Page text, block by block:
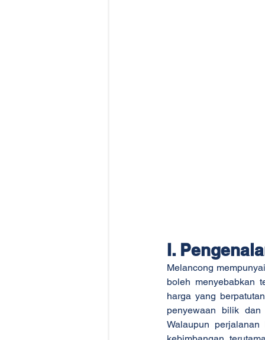
I.
Melancong
boleh menyebabkan
harga yang
penyewaan bilik dan
Walaupun